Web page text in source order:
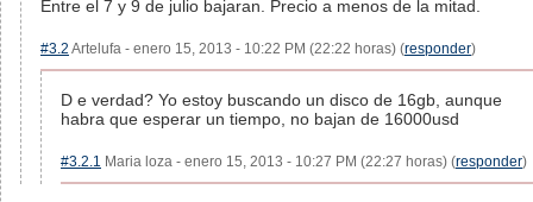
Entre el 7 y 9 de julio bajaran. Precio a menos de la mitad.
#3.2 Artelufa - enero 15, 2013 - 10:22 PM (22:22 horas) (responder)
D e verdad? Yo estoy buscando un disco de 16gb, aunque
habra que esperar un tiempo, no bajan de 16000usd
#3.2.1 Maria loza - enero 15, 2013 - 10:27 PM (22:27 horas) (responder)